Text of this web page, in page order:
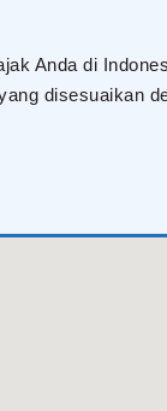
Anda di
disesuaikan